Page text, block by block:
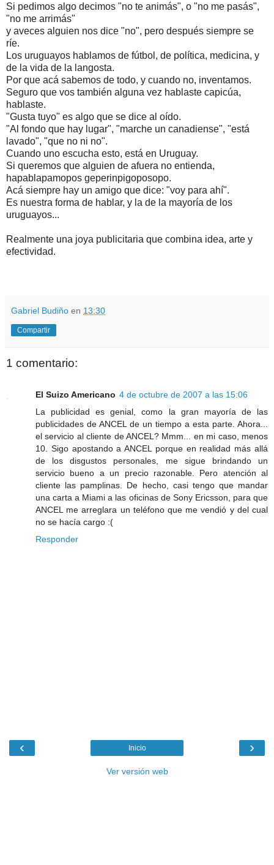
Si pedimos algo decimos "no te animás", o "no me pasás",
"no me arrimás"
y aveces alguien nos dice "no", pero después siempre se
ríe.
Los uruguayos hablamos de fútbol, de política, medicina, y
de la vida de la langosta.
Por que acá sabemos de todo, y cuando no, inventamos.
Seguro que vos también alguna vez hablaste capicúa,
hablaste.
"Gusta tuyo" es algo que se dice al oído.
"Al fondo que hay lugar", "marche un canadiense", "está
lavado", "que no ni no".
Cuando uno escucha esto, está en Uruguay.
Si queremos que alguien de afuera no entienda,
hapablapamopos geperinpigoposopo.
Acá siempre hay un amigo que dice: "voy para ahí".
Es nuestra forma de hablar, y la de la mayoría de los
uruguayos...
Realmente una joya publicitaria que combina idea, arte y
efectividad.
Gabriel Budiño en 13:30
Compartir
1 comentario:
El Suizo Americano 4 de octubre de 2007 a las 15:06
La publicidad es genial, como la gran mayoría de las
publicidades de ANCEL de un tiempo a esta parte. Ahora...
el servicio al cliente de ANCEL? Mmm... en mi caso, menos
10. Sigo apostando a ANCEL porque en realidad más allá
de los disgustos personales, me sigue brindando un
servicio bueno a un precio razonable. Pero atención al
cliente las pamplinas. De hecho, casi tengo que mandar
una carta a Miami a las oficinas de Sony Ericsson, para que
ANCEL me arreglara un teléfono que me vendió y del cual
no se hacía cargo :(
Responder
‹ ›
Inicio
Ver versión web